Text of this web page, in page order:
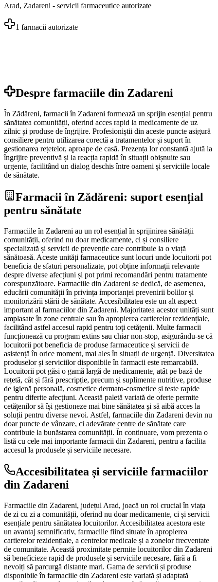
Arad, Zadareni - servicii farmaceutice autorizate
1 farmacii autorizate
Despre farmaciile din Zadareni
În Zădăreni, farmacii în Zadareni formează un sprijin esențial pentru
sănătatea comunității, oferind acces rapid la medicamente de uz
zilnic și produse de îngrijire. Profesioniștii din aceste puncte asigură
consiliere pentru utilizarea corectă a tratamentelor și suport în
gestionarea rețetelor, aproape de casă. Prezența lor constantă ajută la
îngrijire preventivă și la reacția rapidă în situații obișnuite sau
urgente, facilitând un dialog deschis între oameni și serviciile locale
de sănătate.
Farmacii în Zădăreni: suport esențial
pentru sănătate
Farmaciile în Zadareni au un rol esențial în sprijinirea sănătății
comunității, oferind nu doar medicamente, ci și consiliere
specializată și servicii de prevenție care contribuie la o viață
sănătoasă. Aceste unități farmaceutice sunt locuri unde locuitorii pot
beneficia de sfaturi personalizate, pot obține informații relevante
despre diverse afecțiuni și pot primi recomandări pentru tratamente
corespunzătoare. Farmaciile din Zadareni se dedică, de asemenea,
educării comunității în privința importanței prevenirii bolilor și
monitorizării stării de sănătate. Accesibilitatea este un alt aspect
important al farmaciilor din Zadareni. Majoritatea acestor unități sunt
amplasate în zone centrale sau în apropierea cartierelor rezidențiale,
facilitând astfel accesul rapid pentru toți cetățenii. Multe farmacii
funcționează cu program extins sau chiar non-stop, asigurându-se că
locuitorii pot beneficia de produse farmaceutice și servicii de
asistență în orice moment, mai ales în situații de urgență. Diversitatea
produselor și serviciilor disponibile în farmacii este remarcabilă.
Locuitorii pot găsi o gamă largă de medicamente, atât pe bază de
rețetă, cât și fără prescripție, precum și suplimente nutritive, produse
de igienă personală, cosmetice dermato-cosmetice și teste rapide
pentru diferite afecțiuni. Această paletă variată de oferte permite
cetățenilor să își gestioneze mai bine sănătatea și să aibă acces la
soluții pentru diverse nevoi. Astfel, farmaciile din Zadareni devin nu
doar puncte de vânzare, ci adevărate centre de sănătate care
contribuie la bunăstarea comunității. În continuare, vom prezenta o
listă cu cele mai importante farmacii din Zadareni, pentru a facilita
accesul la produsele și serviciile necesare.
Accesibilitatea și serviciile farmaciilor
din Zadareni
Farmaciile din Zadareni, județul Arad, joacă un rol crucial în viața
de zi cu zi a comunității, oferind nu doar medicamente, ci și servicii
esențiale pentru sănătatea locuitorilor. Accesibilitatea acestora este
un avantaj semnificativ, farmaciile fiind situate în apropierea
cartierelor rezidențiale, a centrelor medicale și a zonelor frecventate
de comunitate. Această proximitate permite locuitorilor din Zadareni
să beneficieze rapid de produsele și serviciile necesare, fără a fi
nevoiți să parcurgă distanțe mari. Gama de servicii și produse
disponibile în farmaciile din Zadareni este variată și adaptată